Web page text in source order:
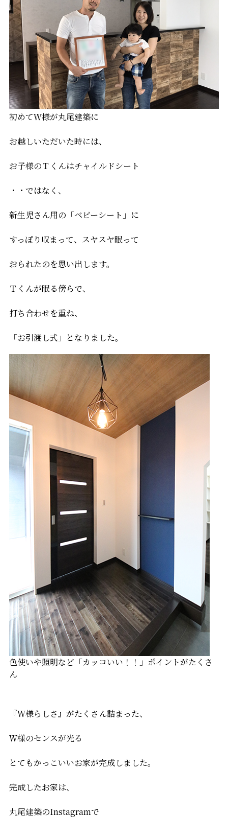
初めてＷ様が丸尾建築に
お越しいただいた時には、
お子様のＴくんはチャイルドシート
・・ではなく、
新生児さん用の「ベビーシート」に
すっぽり収まって、スヤスヤ眠って
おられたのを思い出します。
Ｔくんが眠る傍らで、
打ち合わせを重ね、
「お引渡し式」となりました。
色使いや照明など「カッコいい！！」ポイントがたくさ
ん
『Ｗ様らしさ』がたくさん詰まった、
Ｗ様のセンスが光る
とてもかっこいいお家が完成しました。
完成したお家は、
丸尾建築のInstagramで